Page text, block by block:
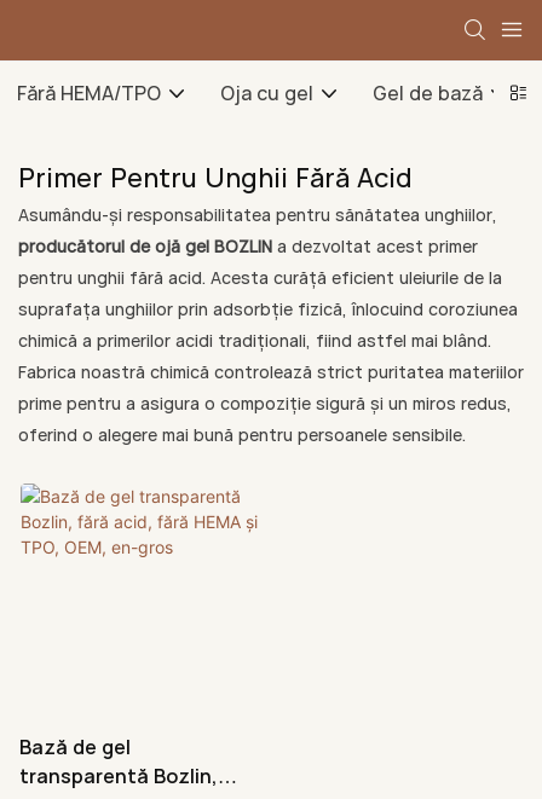
Fără HEMA/TPO Oja cu gel Gel de bază
Primer Pentru Unghii Fără Acid
Asumându-și responsabilitatea pentru sănătatea unghiilor,
producătorul de ojă gel BOZLIN a dezvoltat acest primer
pentru unghii fără acid. Acesta curăță eficient uleiurile de la
suprafața unghiilor prin adsorbție fizică, înlocuind coroziunea
chimică a primerilor acidi tradiționali, fiind astfel mai blând.
Fabrica noastră chimică controlează strict puritatea materiilor
prime pentru a asigura o compoziție sigură și un miros redus,
oferind o alegere mai bună pentru persoanele sensibile.
Bază de gel
transparentă Bozlin,